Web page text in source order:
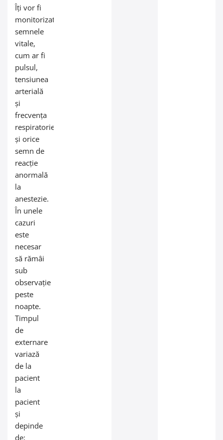
Îți vor fi
monitorizate
semnele
vitale,
cum ar fi
pulsul,
tensiunea
arterială
și
frecvența
respiratorie
și orice
semn de
reacție
anormală
la
anestezie.
În unele
cazuri
este
necesar
să rămâi
sub
observație
peste
noapte.
Timpul
de
externare
variază
de la
pacient
la
pacient
și
depinde
de: